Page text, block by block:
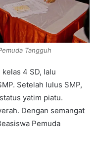
Tangguh
4 SD, lalu
Setelah lulus SMP,
yatim piatu.
Dengan semangat
Pemuda